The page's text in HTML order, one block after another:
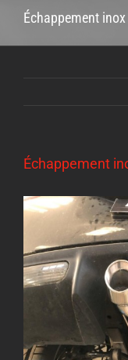
Échappement
Échappement